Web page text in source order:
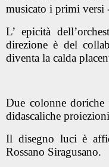
musicato i primi versi
L’ epicità
direzione è del
diventa la calda
Due colonne
didascaliche
Il disegno luci è
Rossano Siragusano.